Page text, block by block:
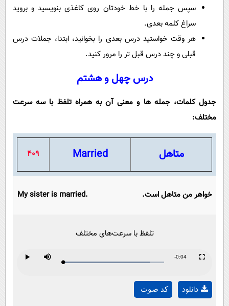
سپس جمله را با خط خودتان روی کاغذی بنویسید و بروید
سراغ کلمه بعدی.
هر وقت خواستید درس بعدی را بخوانید، ابتدا، جملات درس
قبلی و چند درس قبل تر را مرور کنید.
درس چهل و هشتم
جدول کلمات، جمله ها و معنی آن به همراه تلفظ با سه سرعت
مختلف:
متاهل Married
409
خواهر من متاهل است. My sister is married.
تلفظ با سرعت‌های مختلف
Video
Loaded:
Progress:
Remaining
-0:04
کد صوت دانلود